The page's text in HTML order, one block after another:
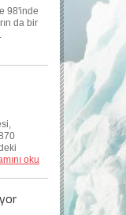
98'inde
da bir
oku